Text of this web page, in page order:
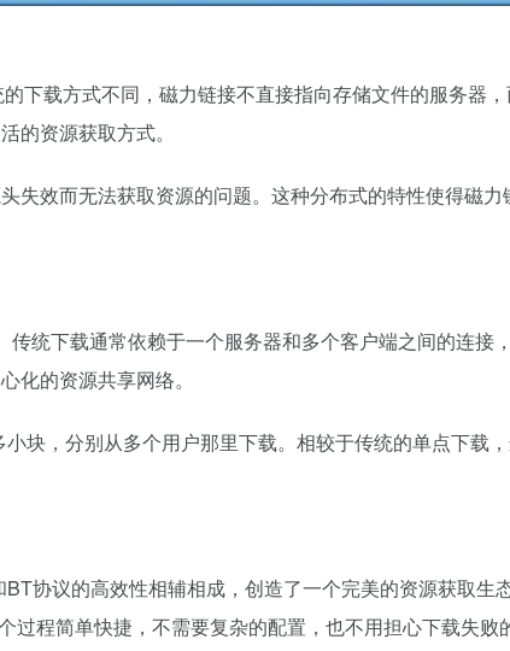
下载方式不同，磁力链接不直接指向存储文件的服务器
的资源获取方式。
失效而无法获取资源的问题。这种分布式的特性使得磁
统下载通常依赖于一个服务器和多个客户端之间的连接
化的资源共享网络。
块，分别从多个用户那里下载。相较于传统的单点下载
协议的高效性相辅相成，创造了一个完美的资源获取生
程简单快捷，不需要复杂的配置，也不用担心下载失败